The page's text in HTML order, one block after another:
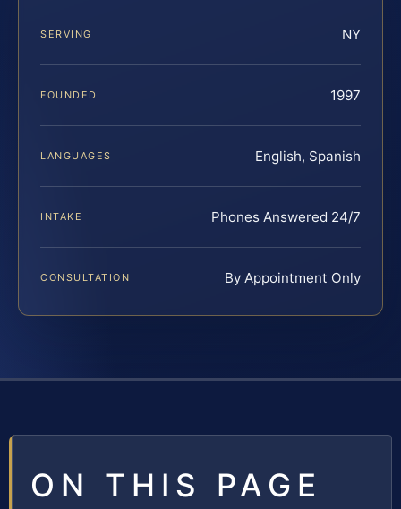
SERVING NY
FOUNDED 1997
LANGUAGES English, Spanish
INTAKE Phones Answered 24/7
CONSULTATION By Appointment Only
ON THIS PAGE